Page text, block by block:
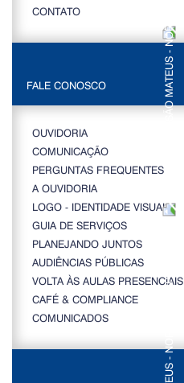
CONTATO
FALE CONOSCO
OUVIDORIA
COMUNICAÇÃO
PERGUNTAS FREQUENTES
A OUVIDORIA
LOGO - IDENTIDADE VISUAL
GUIA DE SERVIÇOS
PLANEJANDO JUNTOS
AUDIÊNCIAS PÚBLICAS
VOLTA ÀS AULAS PRESENCIAIS
CAFÉ & COMPLIANCE
COMUNICADOS